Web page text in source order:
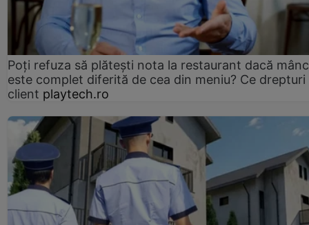
Poți refuza să plătești nota la restaurant dacă
este complet diferită de cea din meniu? Ce drepturi
client playtech.ro